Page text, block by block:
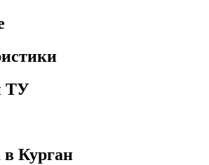
ТУ
в Курган